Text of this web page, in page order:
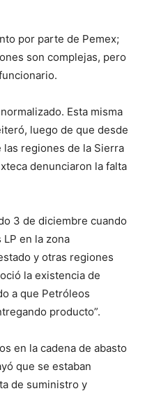
por parte de Pemex;
son complejas, pero
Esta misma
luego de que desde
regiones de la Sierra
denunciaron la falta
3 de diciembre cuando
en la zona
y otras regiones
la existencia de
a que Petróleos
producto”.
en la cadena de abasto
que se estaban
de suministro y